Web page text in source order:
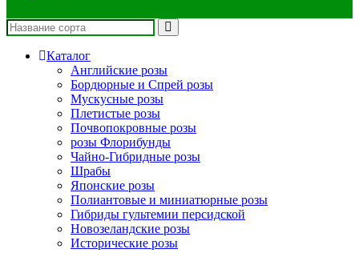
Каталог
Английские розы
Бордюрные и Спрей розы
Мускусные розы
Плетистые розы
Почвопокровные розы
розы Флорибунды
Чайно-Гибридные розы
Шрабы
Японские розы
Полиантовые и миниатюрные розы
Гибриды гультемии персидской
Новозеландские розы
Исторические розы